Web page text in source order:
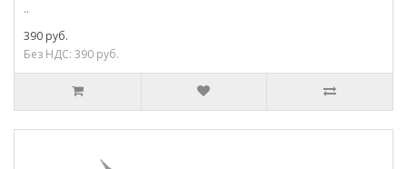
..
390 руб.
Без НДС: 390 руб.